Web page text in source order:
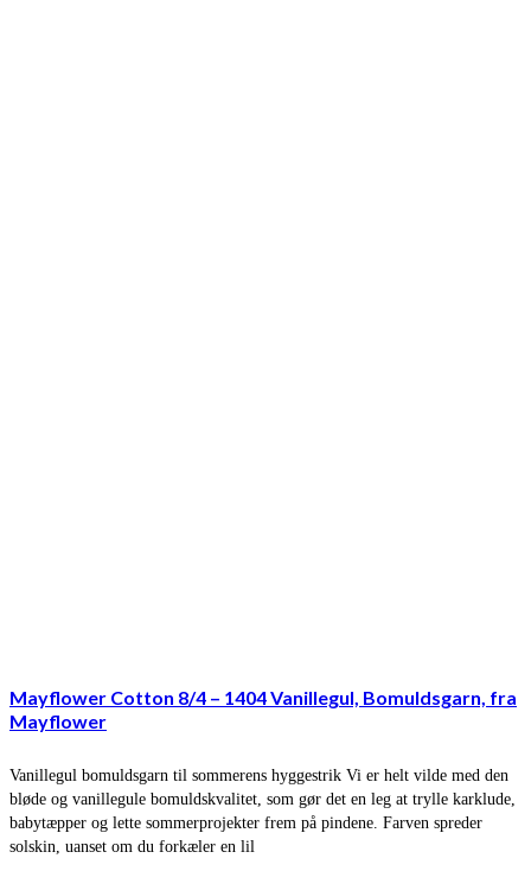
Mayflower Cotton 8/4 – 1404 Vanillegul, Bomuldsgarn, fra
Mayflower
Vanillegul bomuldsgarn til sommerens hyggestrik Vi er helt vilde med den
bløde og vanillegule bomuldskvalitet, som gør det en leg at trylle karklude,
babytæpper og lette sommerprojekter frem på pindene. Farven spreder
solskin, uanset om du forkæler en lil